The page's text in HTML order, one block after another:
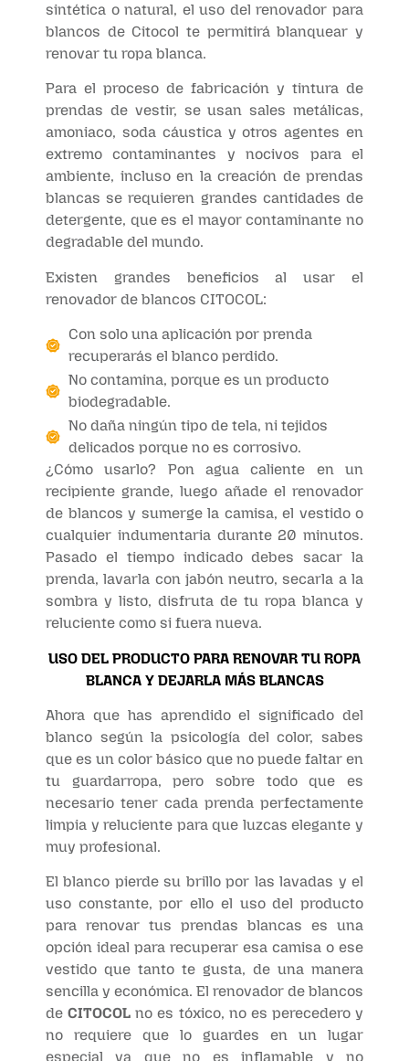
sintética o natural, el uso del renovador para
blancos de Citocol te permitirá blanquear y
renovar tu ropa blanca.
Para el proceso de fabricación y tintura de
prendas de vestir, se usan sales metálicas,
amoniaco, soda cáustica y otros agentes en
extremo contaminantes y nocivos para el
ambiente, incluso en la creación de prendas
blancas se requieren grandes cantidades de
detergente, que es el mayor contaminante no
degradable del mundo.
Existen grandes beneficios al usar el
renovador de blancos CITOCOL:
Con solo una aplicación por prenda
recuperarás el blanco perdido.
No contamina, porque es un producto
biodegradable.
No daña ningún tipo de tela, ni tejidos
delicados porque no es corrosivo.
¿Cómo usarlo? Pon agua caliente en un
recipiente grande, luego añade el renovador
de blancos y sumerge la camisa, el vestido o
cualquier indumentaria durante 20 minutos.
Pasado el tiempo indicado debes sacar la
prenda, lavarla con jabón neutro, secarla a la
sombra y listo, disfruta de tu ropa blanca y
reluciente como si fuera nueva.
USO DEL PRODUCTO PARA RENOVAR TU ROPA
BLANCA Y DEJARLA MÁS BLANCAS
Ahora que has aprendido el significado del
blanco según la psicología del color, sabes
que es un color básico que no puede faltar en
tu guardarropa, pero sobre todo que es
necesario tener cada prenda perfectamente
limpia y reluciente para que luzcas elegante y
muy profesional.
El blanco pierde su brillo por las lavadas y el
uso constante, por ello el uso del producto
para renovar tus prendas blancas es una
opción ideal para recuperar esa camisa o ese
vestido que tanto te gusta, de una manera
sencilla y económica. El renovador de blancos
deCITOCOL no es tóxico, no es perecedero y
no requiere que lo guardes en un lugar
especial ya que no es inflamable y no